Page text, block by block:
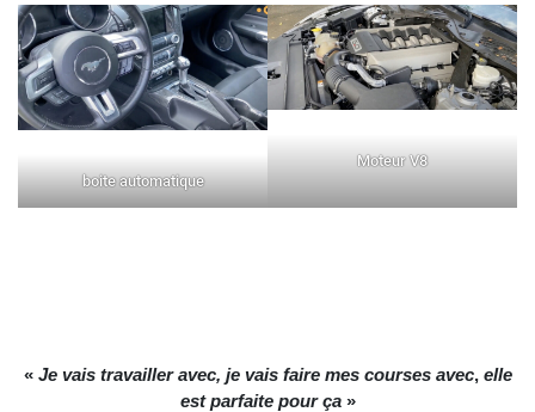
boite automatique
Moteur V8
« Je vais travailler avec, je vais faire mes courses avec, elle
est parfaite pour ça»